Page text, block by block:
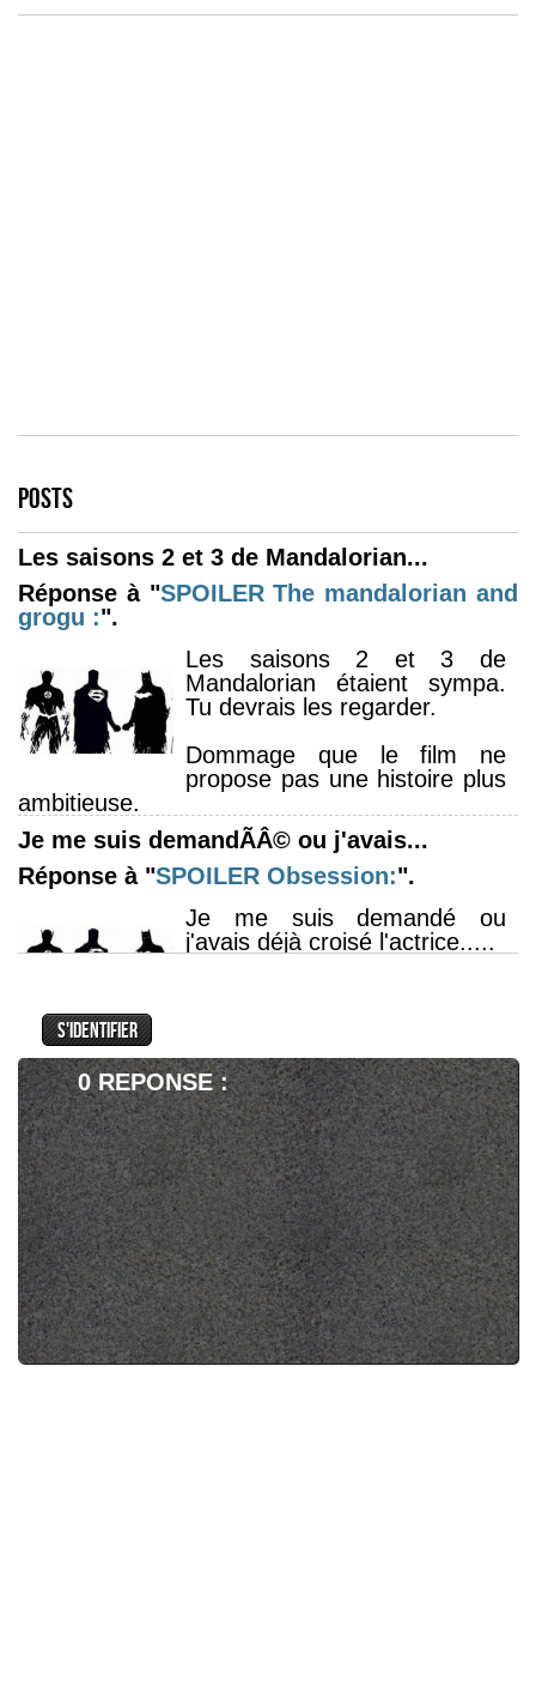
POSTS
Les saisons 2 et 3 de Mandalorian...
Réponse à "SPOILER The mandalorian and
grogu :".
Les saisons 2 et 3 de
Mandalorian étaient sympa.
Tu devrais les regarder.
Dommage que le film ne
propose pas une histoire plus
ambitieuse.
Je me suis demandÃÂ© ou j'avais...
Réponse à "SPOILER Obsession:".
Je me suis demandé ou
j'avais déjà croisé l'actrice.....
Je l'ai oubliÃÂ© celle lÃÂ .
Réponse à "SPOILER American Primeval
Saison 1:".
Je l'ai oublié celle là.
Peut être vais je m'y mettre
ce soir ou ce week-end
Et bien il se passe beaucoup de...
Réponse à "SPOILER From 4x08:".
0 REPONSE :